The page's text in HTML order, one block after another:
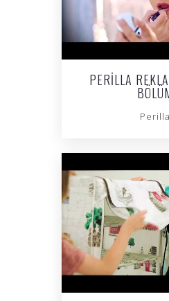
PERILLA
Perilla